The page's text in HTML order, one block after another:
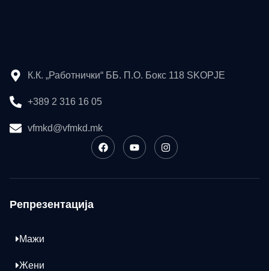
К.К. „Работнички“ ББ. П.О. Бокс 118 SKOPJE
+389 2 316 16 05
vfmkd@vfmkd.mk
Репрезентација
Мажи
Жени